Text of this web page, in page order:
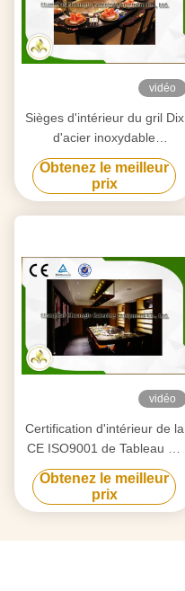
vidéo
Sièges d'intérieur du gril Dix
d'acier inoxydable
Teppanyaki avec le
précipitateur de vapeur
Obtenez le meilleur
prix
vidéo
Certification d'intérieur de la
CE ISO9001 de Tableau de
restaurant japonais de Seat
de gril électrique plat 9
Obtenez le meilleur
prix